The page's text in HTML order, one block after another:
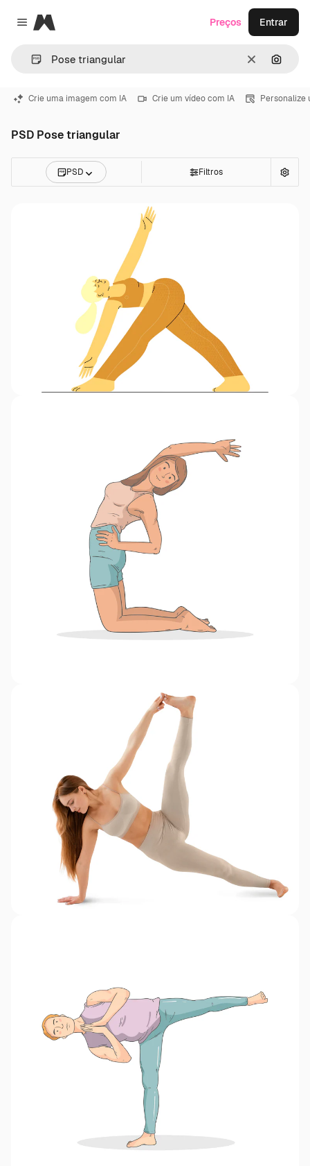
Close menu
Magnific
Limpar
Preços Entrar
Crie uma imagem com IA Crie um vídeo com IA Personalize
PSD Pose triangular
PSD Filtros